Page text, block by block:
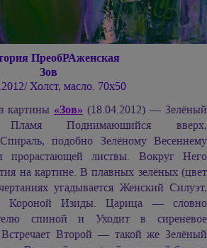
ПреобРАженская
Зов
Холст, масло. 70х50
картины «Зов» (18.04.2012) — Зелёный
Поднимающийся вверх,
подобно Зелёному Весеннему
прорастающей листвы. Вокруг Него
на картине. В плавных зелёных (цвет
угадывается Женский Силуэт,
Короной Изиды. Царица — словно
спиной и Уходит в сиреневое
Встречает Второй — такой же Зелёный